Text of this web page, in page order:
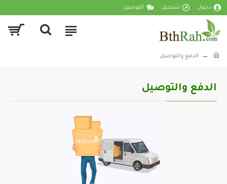
دخول تسجيل التوصيل
الدفع والتوصيل
الدفع والتوصيل